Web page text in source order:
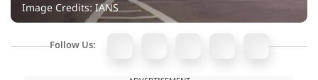
Image Credits: IANS
Follow Us: